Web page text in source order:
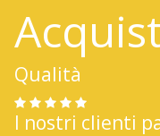
Qualità
I nostri clienti